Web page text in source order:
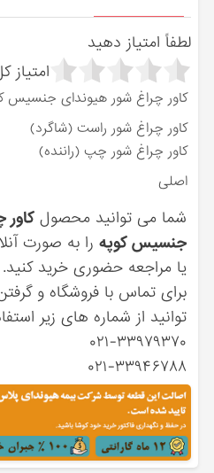
لطفاً امتیاز دهید
امتیاز
کاور چراغ شور هیوندای جنسیس
کاور چراغ شور راست (شاگرد)
کاور چراغ شور چپ (راننده)
اصلی
شما می توانید محصولکاور
جنسیس کوپه را به صورت
یا مراجعه حضوری خرید کنید.
برای تماس با فروشگاه و
توانید از شماره های زیر
۰۲۱-۳۳۹۷۹۳۷۰
۰۲۱-۳۳۹۴۶۷۸۸